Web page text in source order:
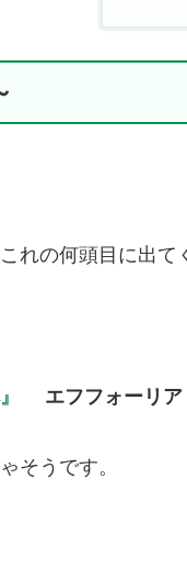
れの何頭目に出て
エフフォーリア
そうです。